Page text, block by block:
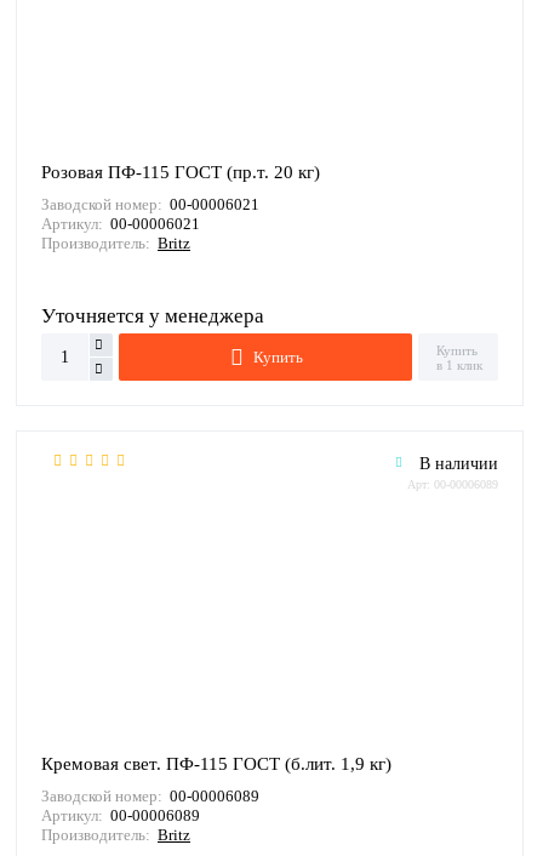
Розовая ПФ-115 ГОСТ (пр.т. 20 кг)
Заводской номер: 00-00006021
Артикул: 00-00006021
Производитель: Britz
Уточняется у менеджера
Купить
Купить
в 1 клик
В наличии
Арт: 00-00006089
Кремовая свет. ПФ-115 ГОСТ (б.лит. 1,9 кг)
Заводской номер: 00-00006089
Артикул: 00-00006089
Производитель: Britz